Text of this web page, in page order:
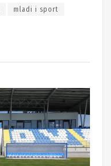
mladi i sport